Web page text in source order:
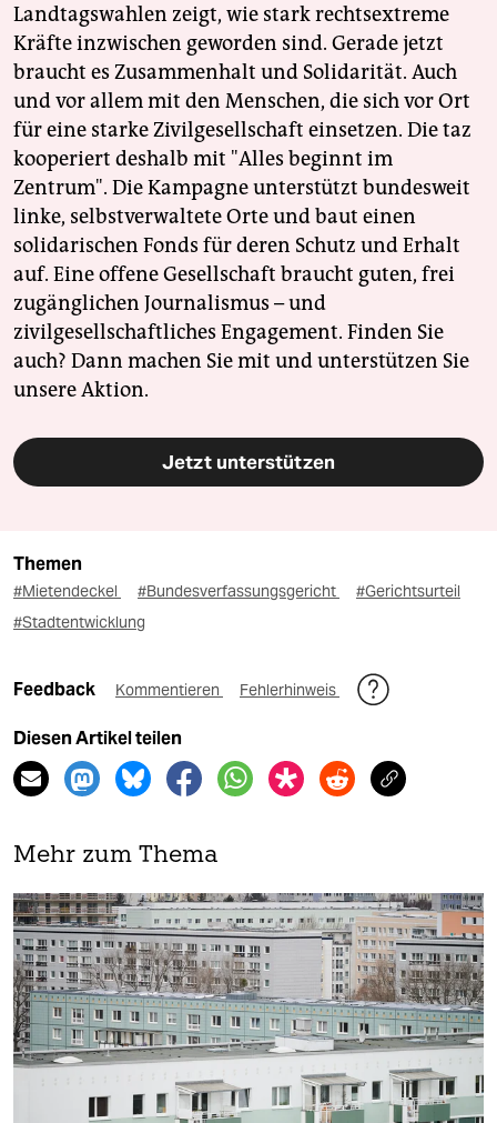
Landtagswahlen zeigt, wie stark rechtsextreme
Kräfte inzwischen geworden sind. Gerade jetzt
braucht es Zusammenhalt und Solidarität. Auch
und vor allem mit den Menschen, die sich vor Ort
für eine starke Zivilgesellschaft einsetzen. Die taz
kooperiert deshalb mit "Alles beginnt im
Zentrum". Die Kampagne unterstützt bundesweit
linke, selbstverwaltete Orte und baut einen
solidarischen Fonds für deren Schutz und Erhalt
auf. Eine offene Gesellschaft braucht guten, frei
zugänglichen Journalismus – und
zivilgesellschaftliches Engagement. Finden Sie
auch? Dann machen Sie mit und unterstützen Sie
unsere Aktion.
Jetzt unterstützen
Themen
#Mietendeckel #Bundesverfassungsgericht
#Gerichtsurteil
#Stadtentwicklung
Feedback Kommentieren Fehlerhinweis
Diesen Artikel teilen
Mehr zum Thema